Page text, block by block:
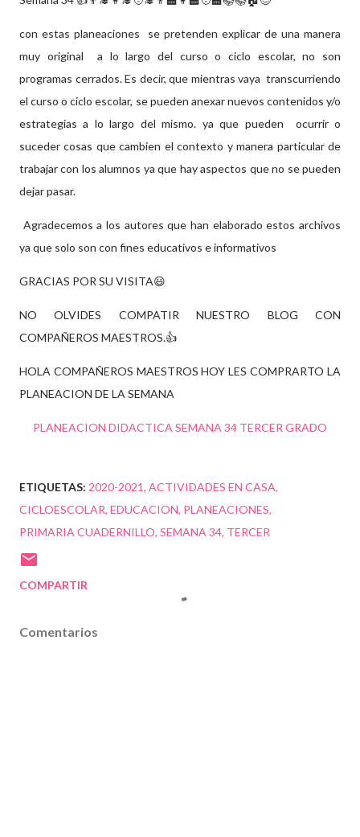
con estas planeaciones se pretenden explicar de una manera
muy original a lo largo del curso o ciclo escolar, no son
programas cerrados. Es decir, que mientras vaya transcurriendo
el curso o ciclo escolar, se pueden anexar nuevos contenidos y/o
estrategias a lo largo del mismo. ya que pueden ocurrir o
suceder cosas que cambien el contexto y manera particular de
trabajar con los alumnos ya que hay aspectos que no se pueden
dejar pasar.
Agradecemos a los autores que han elaborado estos archivos
ya que solo son con fines educativos e informativos
GRACIAS POR SU VISITA😃
NO OLVIDES COMPATIR NUESTRO BLOG CON
COMPAÑEROS MAESTROS.👍
HOLA COMPAÑEROS MAESTROS HOY LES COMPRARTO LA
PLANEACION DE LA SEMANA
PLANEACION DIDACTICA SEMANA 34 TERCER GRADO
ETIQUETAS: 2020-2021 ACTIVIDADES EN CASA
CICLOESCOLAR EDUCACION PLANEACIONES
PRIMARIA CUADERNILLO SEMANA 34 TERCER
COMPARTIR
Comentarios